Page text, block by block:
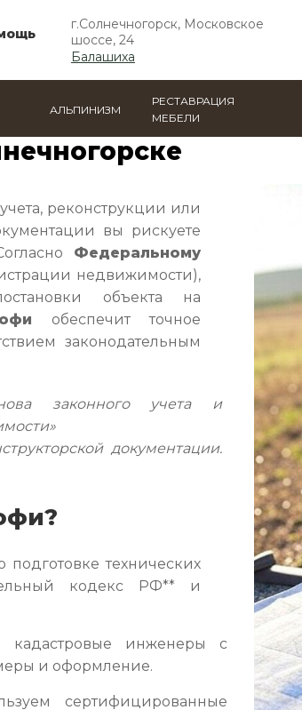
г.Солнечногорск, Московское
шоссе, 24
Балашиха
АЛЬПИНИЗМ
РЕСТАВРАЦИЯ
МЕБЕЛИ
реконструкции или
вы рискуете
Федеральному
недвижимости),
объекта на
обеспечит точное
законодательным
законного учета и
документации.
технических
кодекс РФ** и
инженеры с
и оформление.
сертифицированные